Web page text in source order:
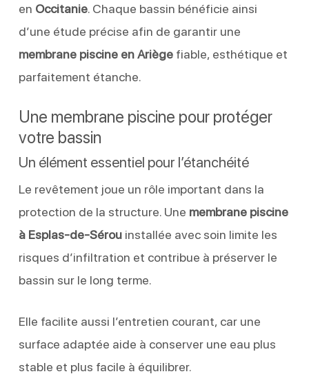
en Occitanie. Chaque bassin bénéficie ainsi
d’une étude précise afin de garantir une
membrane piscine en Ariègefiable, esthétique et
parfaitement étanche.
Une membrane piscine pour protéger
votre bassin
Un élément essentiel pour l’étanchéité
Le revêtement joue un rôle important dans la
protection de la structure. Une membrane piscine
à Esplas-de-Sérouinstallée avec soin limite les
risques d’infiltration et contribue à préserver le
bassin sur le long terme.
Elle facilite aussi l’entretien courant, car une
surface adaptée aide à conserver une eau plus
stable et plus facile à équilibrer.